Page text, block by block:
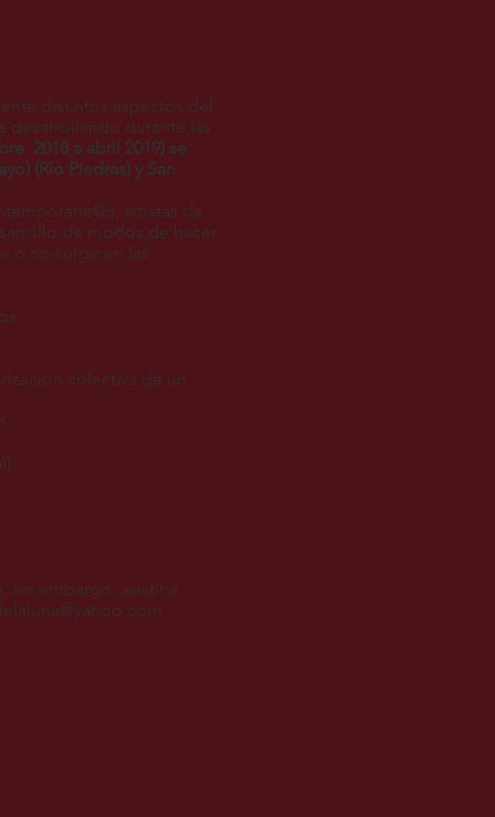
distintos aspectos del
desarrollando durante las
2018 a abril 2019) se
(Río Piedras) y San
artistas de
de modos de hacer
o no surgir en las
colectiva de un
sin embargo, asistir a